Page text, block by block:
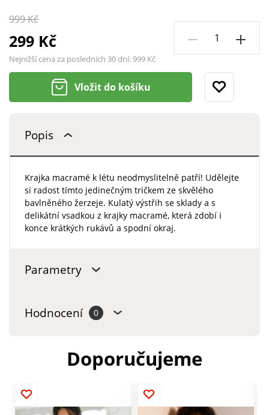
999 Kč
299 Kč
Nejnižší cena za posledních 30 dní:999 Kč
Vložit do košíku
Popis
Krajka macramé k létu neodmyslitelně patří! Udělejte
si radost tímto jedinečným tričkem ze skvělého
bavlněného žerzeje. Kulatý výstřih se sklady a s
delikátní vsadkou z krajky macramé, která zdobí i
konce krátkých rukávů a spodní okraj.
Parametry
Hodnocení 0
Doporučujeme